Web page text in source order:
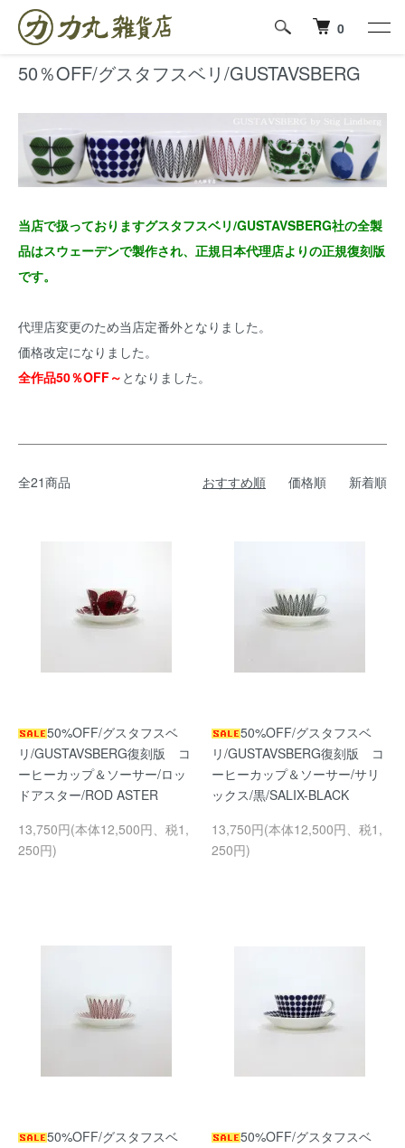
0
ホーム 50％OFF/グスタフスベリ/GUSTAVSBERG
50％OFF/グスタフスベリ/GUSTAVSBERG
当店で扱っておりますグスタフスベリ/GUSTAVSBERG社の全製
品はスウェーデンで製作され、正規日本代理店よりの正規復刻版
です。
代理店変更のため当店定番外となりました。
価格改定になりました。
全作品50％OFF～ となりました。
全21商品 おすすめ順 価格順 新着順
50%OFF/グスタフスベ
リ/GUSTAVSBERG復刻版 コ
ーヒーカップ＆ソーサー/ロッ
ドアスター/ROD ASTER
13,750円(本体12,500円、税1,
250円)
50%OFF/グスタフスベ
リ/GUSTAVSBERG復刻版 コ
ーヒーカップ＆ソーサー/サリ
ックス/黒/SALIX-BLACK
13,750円(本体12,500円、税1,
250円)
50%OFF/グスタフスベ
50%OFF/グスタフスベ